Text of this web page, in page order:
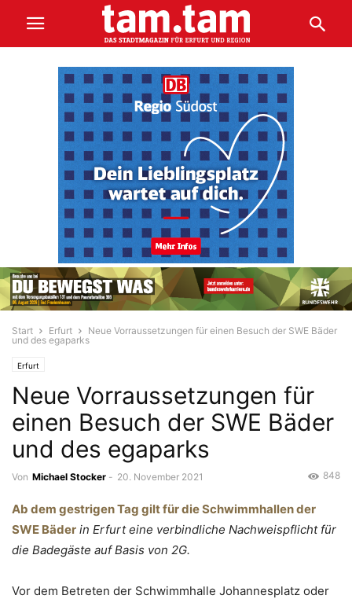
Start Erfurt
Neue Vorraussetzungen für einen Besuch der SWE Bäder
und des egaparks
Erfurt
Neue Vorraussetzungen für
einen Besuch der SWE Bäder
und des egaparks
Von Michael Stocker - 20. November 2021 848
Ab dem gestrigen Tag gilt für die Schwimmhallen der
SWE Bäder in Erfurt eine verbindliche Nachweispflicht für
die Badegäste auf Basis von 2G.
Vor dem Betreten der Schwimmhalle Johannesplatz oder